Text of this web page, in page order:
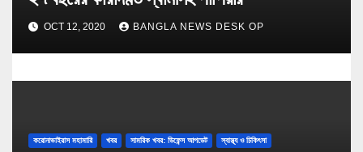
OCT 12, 2020 BANGLA NEWS DESK OP
করোনাভাইরাস মহামারি খবর সামরিক খবর: ডিফেন্স আপডেট স্বাস্থ্য ও চিকিৎসা